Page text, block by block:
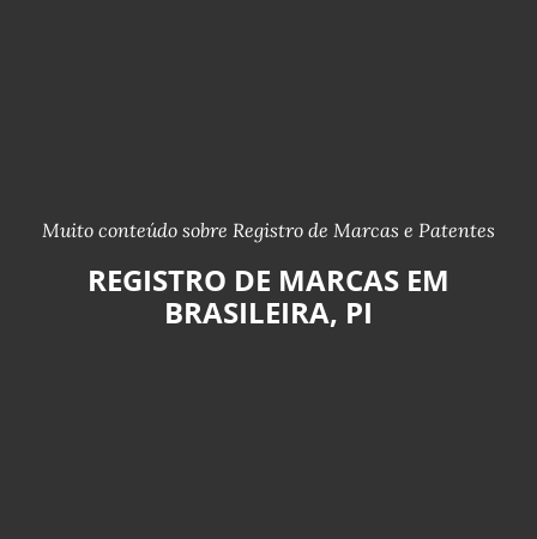
Muito conteúdo sobre Registro de Marcas e Patentes
REGISTRO DE MARCAS EM
BRASILEIRA, PI